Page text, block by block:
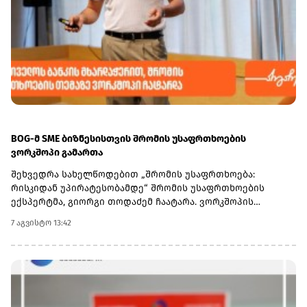
BOG-მ SME ბიზნესისთვის შრომის უსაფრთხოების
ვორკშოპი გამართა
შეხვედრა სახელწოდებით „შრომის უსაფრთხოება:
რისკიდან უპირატესობამდე“ შრომის უსაფრთხოების
ექსპერტმა, გიორგი თოდაძემ ჩაატარა. ვორკშოპის
იმის შესახებ, თუ როგორ იქცევა უსაფრთხოების
სტანდარტების დანერგვა ბიზნესის მდგრადი
განვითარების, ფინანსური სტაბილურობისა და
რეპუტაციის გაძლიერების ინსტრუმენტად.ღონისძიებაზე
როგორიცაა უსაფრთხოების ეკონომიკა და ინვესტიციის
7 აგვისტო 13:42